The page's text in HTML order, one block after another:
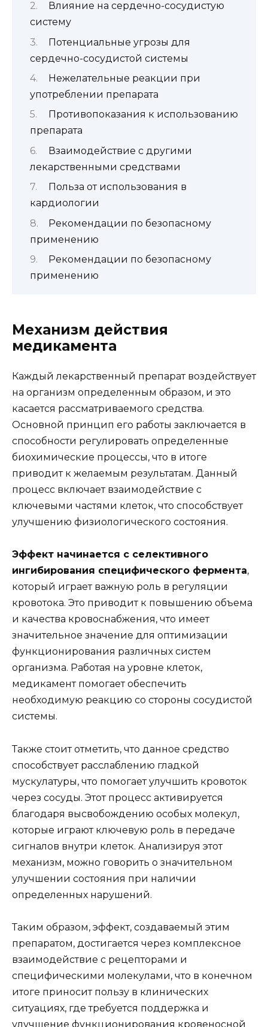
Влияние на сердечно-сосудистую
систему
Потенциальные угрозы для
сердечно-сосудистой системы
Нежелательные реакции при
употреблении препарата
Противопоказания к использованию
препарата
Взаимодействие с другими
лекарственными средствами
Польза от использования в
кардиологии
Рекомендации по безопасному
применению
Рекомендации по безопасному
применению
Механизм действия
медикамента
Каждый лекарственный препарат воздействует
на организм определенным образом, и это
касается рассматриваемого средства.
Основной принцип его работы заключается в
способности регулировать определенные
биохимические процессы, что в итоге
приводит к желаемым результатам. Данный
процесс включает взаимодействие с
ключевыми частями клеток, что способствует
улучшению физиологического состояния.
Эффект начинается с селективного
ингибирования специфического фермента,
который играет важную роль в регуляции
кровотока. Это приводит к повышению объема
и качества кровоснабжения, что имеет
значительное значение для оптимизации
функционирования различных систем
организма. Работая на уровне клеток,
медикамент помогает обеспечить
необходимую реакцию со стороны сосудистой
системы.
Также стоит отметить, что данное средство
способствует расслаблению гладкой
мускулатуры, что помогает улучшить кровоток
через сосуды. Этот процесс активируется
благодаря высвобождению особых молекул,
которые играют ключевую роль в передаче
сигналов внутри клеток. Анализируя этот
механизм, можно говорить о значительном
улучшении состояния при наличии
определенных нарушений.
Таким образом, эффект, создаваемый этим
препаратом, достигается через комплексное
взаимодействие с рецепторами и
специфическими молекулами, что в конечном
итоге приносит пользу в клинических
ситуациях, где требуется поддержка и
улучшение функционирования кровеносной